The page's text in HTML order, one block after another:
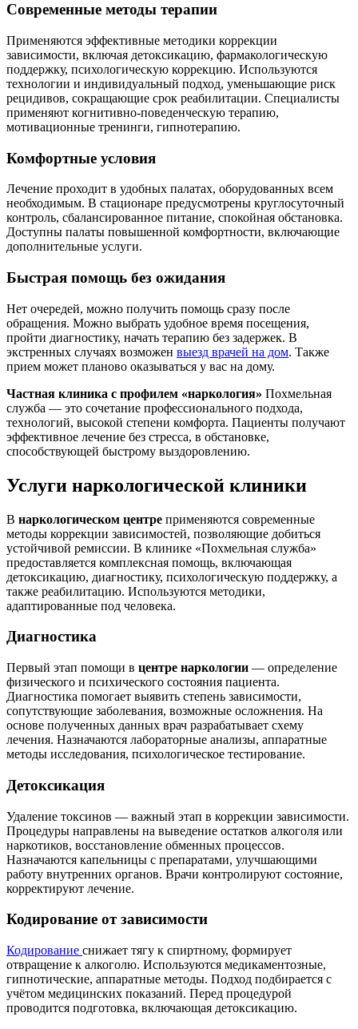
Современные методы терапии
Применяются эффективные методики коррекции
зависимости, включая детоксикацию, фармакологическую
поддержку, психологическую коррекцию. Используются
технологии и индивидуальный подход, уменьшающие риск
рецидивов, сокращающие срок реабилитации. Специалисты
применяют когнитивно-поведенческую терапию,
мотивационные тренинги, гипнотерапию.
Комфортные условия
Лечение проходит в удобных палатах, оборудованных всем
необходимым. В стационаре предусмотрены круглосуточный
контроль, сбалансированное питание, спокойная обстановка.
Доступны палаты повышенной комфортности, включающие
дополнительные услуги.
Быстрая помощь без ожидания
Нет очередей, можно получить помощь сразу после
обращения. Можно выбрать удобное время посещения,
пройти диагностику, начать терапию без задержек. В
экстренных случаях возможен выезд врачей на дом. Также
прием может планово оказываться у вас на дому.
Частная клиника с профилем «наркология» Похмельная
служба — это сочетание профессионального подхода,
технологий, высокой степени комфорта. Пациенты получают
эффективное лечение без стресса, в обстановке,
способствующей быстрому выздоровлению.
Услуги наркологической клиники
В наркологическом центре применяются современные
методы коррекции зависимостей, позволяющие добиться
устойчивой ремиссии. В клинике «Похмельная служба»
предоставляется комплексная помощь, включающая
детоксикацию, диагностику, психологическую поддержку, а
также реабилитацию. Используются методики,
адаптированные под человека.
Диагностика
Первый этап помощи в центре наркологии — определение
физического и психического состояния пациента.
Диагностика помогает выявить степень зависимости,
сопутствующие заболевания, возможные осложнения. На
основе полученных данных врач разрабатывает схему
лечения. Назначаются лабораторные анализы, аппаратные
методы исследования, психологическое тестирование.
Детоксикация
Удаление токсинов — важный этап в коррекции зависимости.
Процедуры направлены на выведение остатков алкоголя или
наркотиков, восстановление обменных процессов.
Назначаются капельницы с препаратами, улучшающими
работу внутренних органов. Врачи контролируют состояние,
корректируют лечение.
Кодирование от зависимости
Кодирование снижает тягу к спиртному, формирует
отвращение к алкоголю. Используются медикаментозные,
гипнотические, аппаратные методы. Подход подбирается с
учётом медицинских показаний. Перед процедурой
проводится подготовка, включающая детоксикацию.